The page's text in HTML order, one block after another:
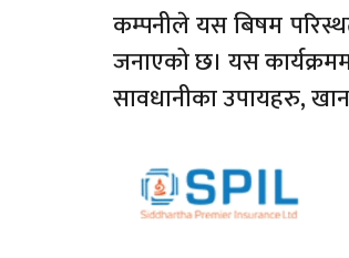
कम्पनीले यस बिषम
जनाएको छ। यस
सावधानीका उपायहरु,